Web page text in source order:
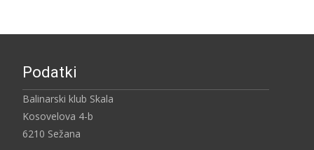
Podatki
Balinarski klub Skala
Kosovelova 4-b
6210 Sežana